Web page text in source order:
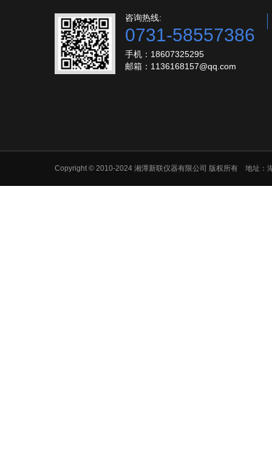
咨询热线:
0731-58557386
手机：18607325295
邮箱：1136168157@qq.com
Copyright © 2010-2024 湘潭新联仪器有限公司 版权所有 地址：